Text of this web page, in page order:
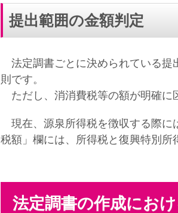
提出範囲の金額判定
法定調書ごとに決められている提
則です。
ただし、消消費税等の額が明確に
現在、源泉所得税を徴収する際に
税額」欄には、所得税と復興特別所
法定調書の作成にお